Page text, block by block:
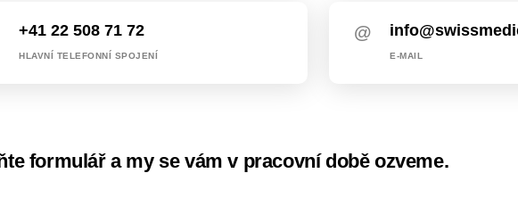
+41 22 508 71 72
HLAVNÍ TELEFONNÍ SPOJENÍ E-MAIL
formulář a my se vám v pracovní době ozveme.